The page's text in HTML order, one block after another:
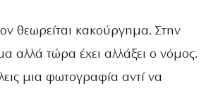
θεωρείται κακούργημα. Στην
αλλά τώρα έχει αλλάξει ο νόμος.
μια φωτογραφία αντί να